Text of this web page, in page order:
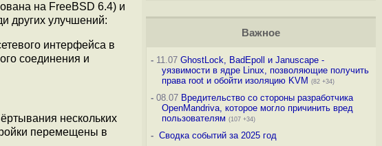
на FreeBSD 6.4) и
других улучшений:
интерфейса в
соединения и
нескольких
перемещены в
Важное
-11.07 GhostLock, BadEpoll и Januscape -
уязвимости в ядре Linux, позволяющие получить
права root и обойти изоляцию KVM (82 +34)
-08.07 Вредительство со стороны разработчика
OpenMandriva, которое могло причинить вред
пользователям (107 +34)
- Сводка событий за 2025 год